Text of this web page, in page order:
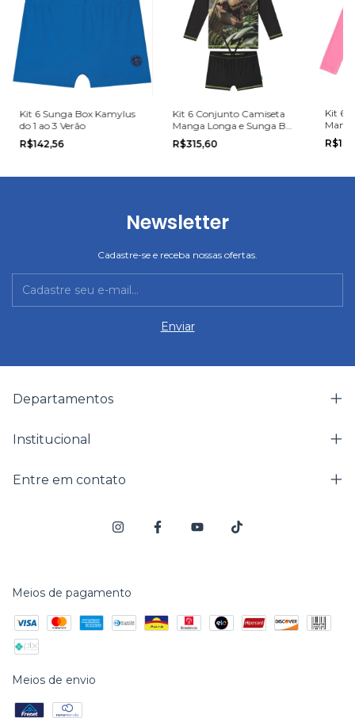
Kit 6 Sunga Box Kamylus
do 1 ao 3 Verão
R$142,56
Kit 6 Conjunto Camiseta
Manga Longa e Sunga Box
Kamylus do 4 ao 10 Verão
R$315,60
Kit 6
Boca
Newsletter
Cadastre-se e receba nossas ofertas.
Departamentos
Institucional
Entre em contato
Meios de pagamento
Meios de envio